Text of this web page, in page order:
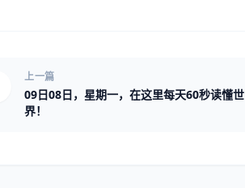
上一篇
09日08日，星期一，在这里每天60秒读懂世
界！